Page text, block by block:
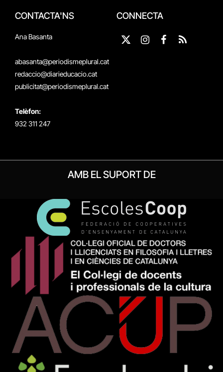
CONTACTA'NS
Ana Basanta
abasanta@periodismeplural.cat
redaccio@diarieducacio.cat
publicitat@periodismeplural.cat
Telèfon:
932 311 247
CONNECTA
X
Instagram
Facebook
RSS
AMB EL SUPORT DE